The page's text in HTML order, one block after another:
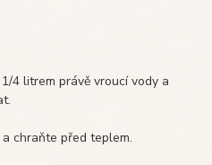
4 litrem právě vroucí vody a
chraňte před teplem.